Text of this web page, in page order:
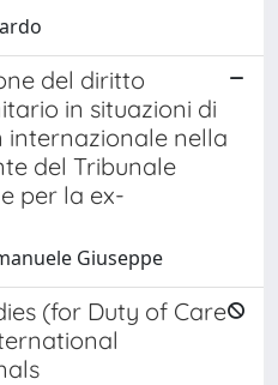
del diritto
in situazioni di
nella
del Tribunale
per la ex-
Giuseppe
(for Duty of Care